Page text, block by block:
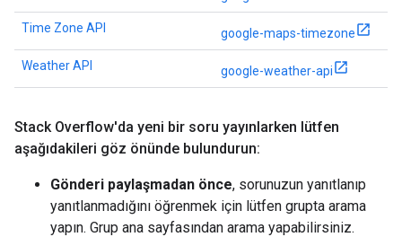
Time Zone API google-maps-timezone
Weather API google-weather-api
Stack Overflow'da yeni bir soru yayınlarken lütfen
aşağıdakileri göz önünde bulundurun:
Gönderi paylaşmadan önce, sorunuzun yanıtlanıp
yanıtlanmadığını öğrenmek için lütfen grupta arama
yapın. Grup ana sayfasından arama yapabilirsiniz.